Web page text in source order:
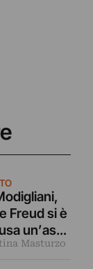
Freud si è
un’asta
per
Masturzo